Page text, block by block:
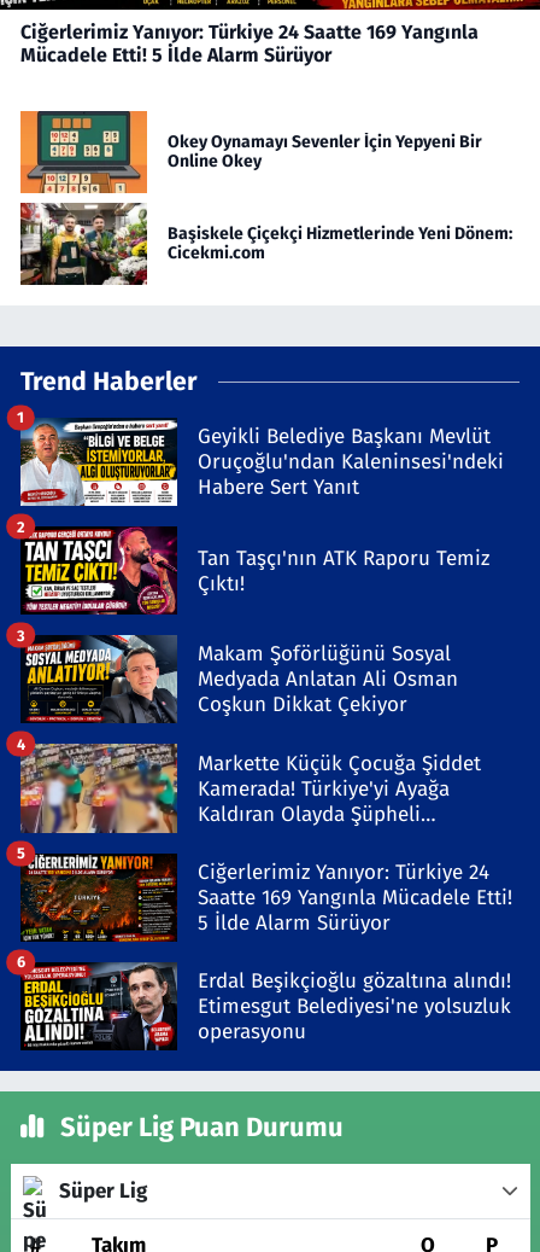
Ciğerlerimiz Yanıyor: Türkiye 24 Saatte 169 Yangınla
Mücadele Etti! 5 İlde Alarm Sürüyor
Okey Oynamayı Sevenler İçin Yepyeni Bir
Online Okey
Başiskele Çiçekçi Hizmetlerinde Yeni Dönem:
Cicekmi.com
Trend Haberler
Geyikli Belediye Başkanı Mevlüt
Oruçoğlu'ndan Kaleninsesi'ndeki
Habere Sert Yanıt
1
Tan Taşçı'nın ATK Raporu Temiz
Çıktı!
2
Makam Şoförlüğünü Sosyal
Medyada Anlatan Ali Osman
Coşkun Dikkat Çekiyor
3
Markette Küçük Çocuğa Şiddet
Kamerada! Türkiye'yi Ayağa
Kaldıran Olayda Şüpheli
4
Ciğerlerimiz Yanıyor: Türkiye 24
Saatte 169 Yangınla Mücadele Etti!
5 İlde Alarm Sürüyor
5
Erdal Beşikçioğlu gözaltına alındı!
Etimesgut Belediyesi'ne yolsuzluk
operasyonu
6
Süper Lig Puan Durumu
Süper Lig
# Takım O P